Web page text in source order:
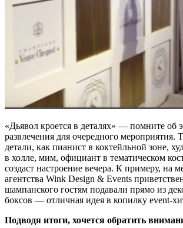
«Дьявол кроется в деталях» — помните об
развлечения для очередного мероприятия.
детали, как пианист в коктейльной зоне,
в холле, мим, официант в тематическом
создаст настроение вечера. К примеру, на
агентства Wink Design & Events
шампанского гостям подавали прямо из
боксов — отличная идея в копилку event-
Подводя итоги, хочется обратить